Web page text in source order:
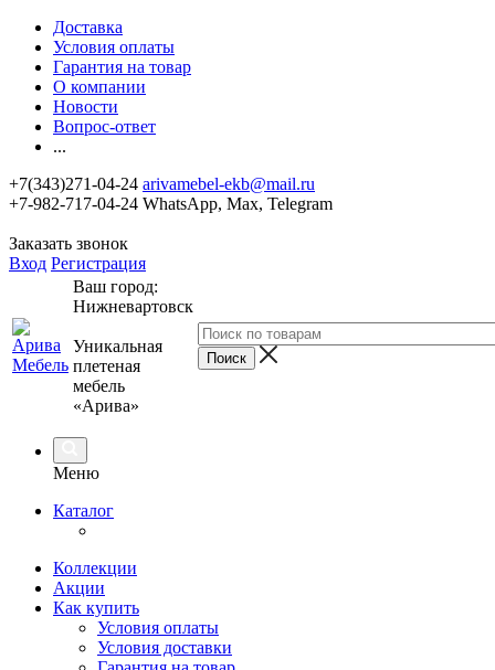
Доставка
Условия оплаты
Гарантия на товар
О компании
Новости
Вопрос-ответ
...
+7(343)271-04-24 arivamebel-ekb@mail.ru
+7-982-717-04-24 WhatsApp, Max, Telegram
Заказать звонок
Вход Регистрация
Ваш город:
Нижневартовск
Уникальная
плетеная
мебель
«Арива»
Меню
Каталог
Коллекции
Акции
Как купить
Условия оплаты
Условия доставки